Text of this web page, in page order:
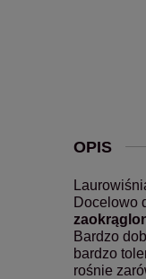
OPIS
Docelowo
Bardzo
bardzo
rośnie